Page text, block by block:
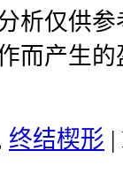
析仅供
而产生
终结楔形 |